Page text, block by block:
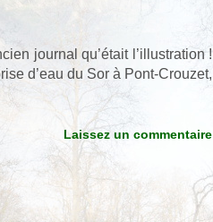
journal qu’était l’illustration !
d’eau du Sor à Pont-Crouzet,
Laissez un commentaire